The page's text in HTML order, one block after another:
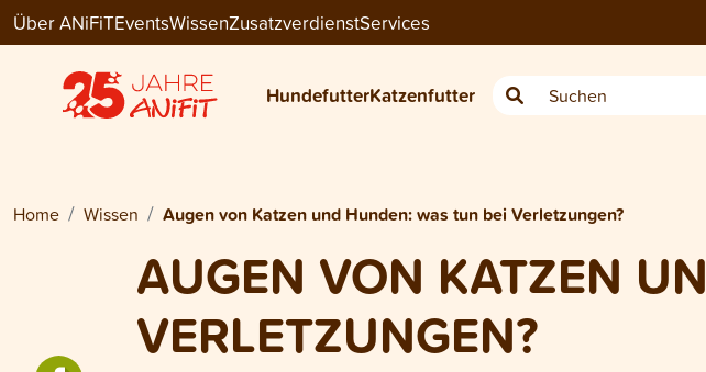
Über ANiFiTEventsWissenZusatzverdienstServices
HundefutterKatzenfutter
Home Wissen Augen von Katzen und Hunden: was tun bei Verletzungen?
AUGEN VON KATZEN
VERLETZUNGEN?